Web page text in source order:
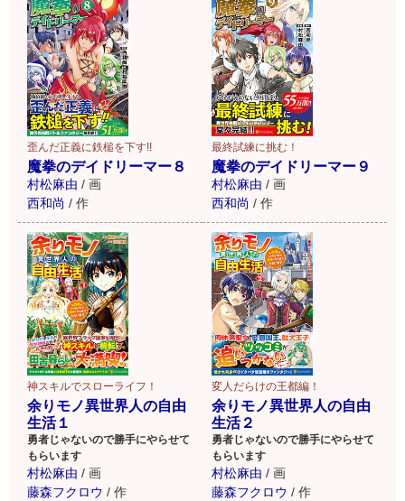
歪んだ正義に鉄槌を下す!!
魔拳のデイドリーマー８
村松麻由 / 画
西和尚 / 作
最終試練に挑む！
魔拳のデイドリーマー９
村松麻由 / 画
西和尚 / 作
神スキルでスローライフ！
余りモノ異世界人の自由
生活１
勇者じゃないので勝手にやらせて
もらいます
村松麻由 / 画
藤森フクロウ / 作
変人だらけの王都編！
余りモノ異世界人の自由
生活２
勇者じゃないので勝手にやらせて
もらいます
村松麻由 / 画
藤森フクロウ / 作